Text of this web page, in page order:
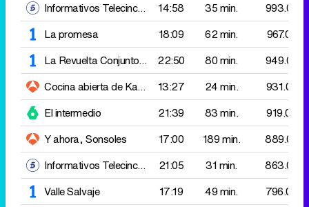
El intermedio
21:39 83 min.
919.000
Y ahora, Sonsoles
17:00 189 min.
889.000
Informativos Telecinco 21:00
21:05 31 min.
863.000
Valle Salvaje
17:19 49 min.
796.000
Vamos a ver más
13:30 87 min.
749.000
First Dates
21:47 79 min.
742.000
Malas lenguas
15:56 82 min.
737.000
Tardear
15:55 159 min. 736.000